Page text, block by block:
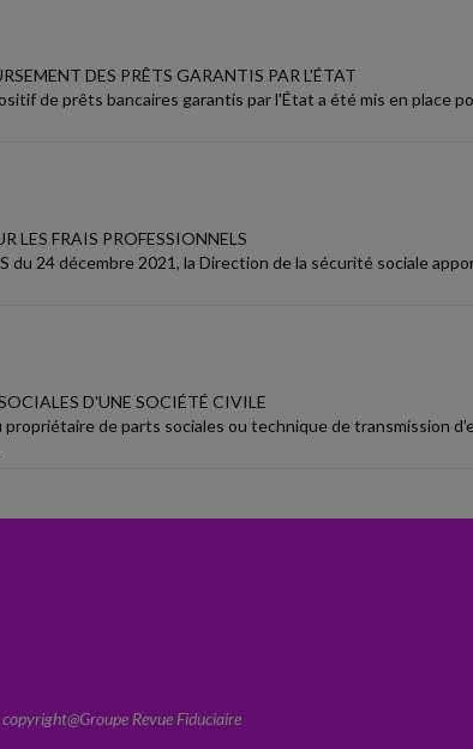
DES PRÊTS GARANTIS PAR L'ÉTAT
de prêts bancaires garantis par l'État a été mis en place
LES FRAIS PROFESSIONNELS
du 24 décembre 2021, la Direction de la sécurité sociale
D'UNE SOCIÉTÉ CIVILE
de parts sociales ou technique de transmission
copyright@Groupe Revue Fiduciaire